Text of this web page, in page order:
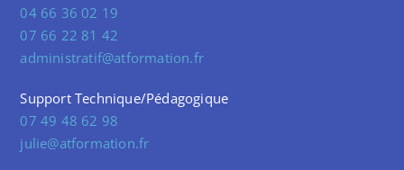
04 66 36 02 19
07 66 22 81 42
administratif@atformation.fr
Support Technique/Pédagogique
07 49 48 62 98
julie@atformation.fr